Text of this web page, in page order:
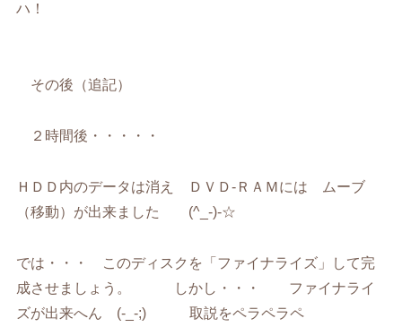
ハ！
その後（追記）
２時間後・・・・・
ＨＤＤ内のデータは消え ＤＶＤ-ＲＡＭには ムーブ
（移動）が出来ました (^_-)-☆
では・・・ このディスクを「ファイナライズ」して完
成させましょう。 しかし・・・ ファイナライ
ズが出来へん (-_-;) 取説をペラペラペ